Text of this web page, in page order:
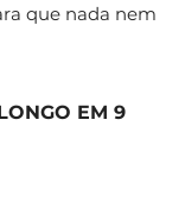
que nada nem
EM 9